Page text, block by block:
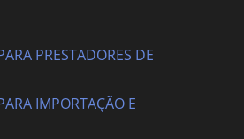
PRESTADORES DE
IMPORTAÇÃO E